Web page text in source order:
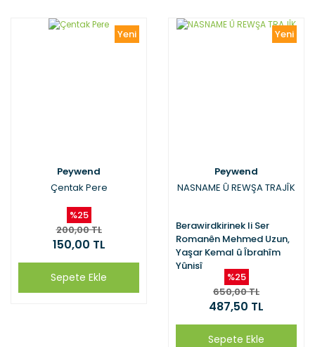
Yeni
Peywend
Çentak Pere
%25
200,00 TL
150,00 TL
Sepete Ekle
Yeni
Peywend
NASNAME Û REWŞA TRAJÎK
Berawirdkirinek li Ser
Romanên Mehmed Uzun,
Yaşar Kemal û Îbrahîm
Yûnisî
%25
650,00 TL
487,50 TL
Sepete Ekle